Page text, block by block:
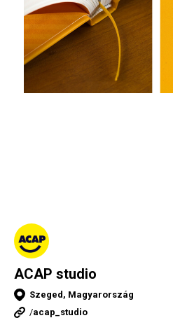
ACAP studio
Szeged, Magyarország
/acap_studio